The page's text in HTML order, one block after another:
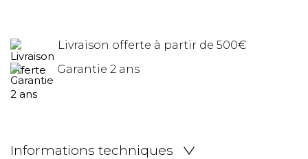
Livraison offerte à partir de 500€
Garantie 2 ans
Informations techniques